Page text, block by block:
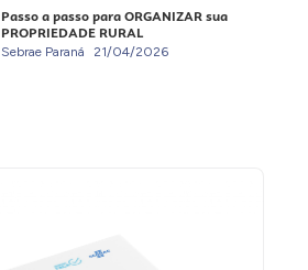
Passo a passo para ORGANIZAR sua
PROPRIEDADE RURAL
Sebrae Paraná 21/04/2026